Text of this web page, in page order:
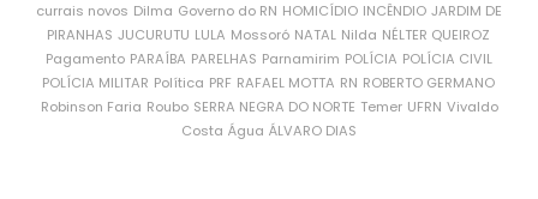
currais novos Dilma Governo do RN HOMICÍDIO INCÊNDIO JARDIM DE
PIRANHAS JUCURUTU LULA Mossoró NATAL Nilda NÉLTER QUEIROZ
Pagamento PARAÍBA PARELHAS Parnamirim POLÍCIA POLÍCIA CIVIL
POLÍCIA MILITAR Política PRF RAFAEL MOTTA RN ROBERTO GERMANO
Robinson Faria Roubo SERRA NEGRA DO NORTE Temer UFRN Vivaldo
Costa Água ÁLVARO DIAS